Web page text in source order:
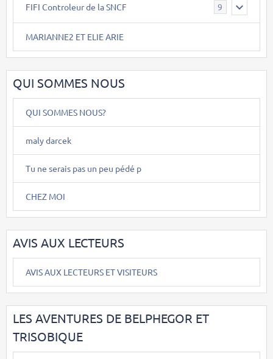
FIFI Controleur de la SNCF 9
MARIANNE2 ET ELIE ARIE
QUI SOMMES NOUS
QUI SOMMES NOUS?
maly darcek
Tu ne serais pas un peu pédé p
CHEZ MOI
AVIS AUX LECTEURS
AVIS AUX LECTEURS ET VISITEURS
LES AVENTURES DE BELPHEGOR ET
TRISOBIQUE